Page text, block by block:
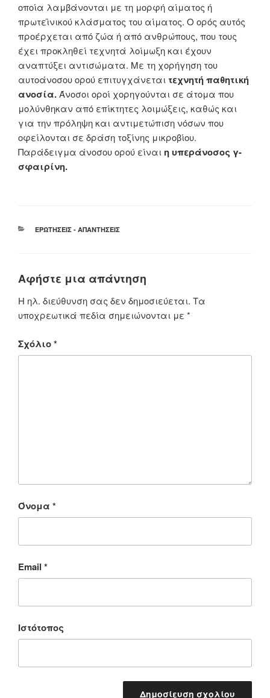
οποία λαμβάνονται με τη μορφή αίματος ή
πρωτεϊνικού κλάσματος του αίματος. Ο ορός αυτός
προέρχεται από ζώα ή από ανθρώπους, που τους
έχει προκληθεί τεχνητά λοίμωξη και έχουν
αναπτύξει αντισώματα. Με τη χορήγηση του
αυτοάνοσου ορού επιτυγχάνεται τεχνητή παθητική
ανοσία.Άνοσοι οροί χορηγούνται σε άτομα που
μολύνθηκαν από επίκτητες λοιμώξεις, καθώς και
για την πρόληψη και αντιμετώπιση νόσων που
οφείλονται σε δράση τοξίνης μικροβίου.
Παράδειγμα άνοσου ορού είναι η υπεράνοσος γ-
σφαιρίνη.
ΚΑΤΗΓΟΡΊΕΣ
ΕΡΩΤΉΣΕΙΣ - ΑΠΑΝΤΉΣΕΙΣ
Αφήστε μια απάντηση
Η ηλ. διεύθυνση σας δεν δημοσιεύεται. Τα
υποχρεωτικά πεδία σημειώνονται με *
Σχόλιο*
Όνομα *
Email *
Ιστότοπος